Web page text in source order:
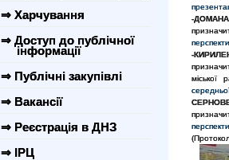
⇒ Харчування
⇒ Доступ до публічної
інформації
⇒ Публічні закупівлі
⇒ Вакансії
⇒ Реєстрація в ДНЗ
⇒ ІРЦ
-ДОМАНА
-
міської